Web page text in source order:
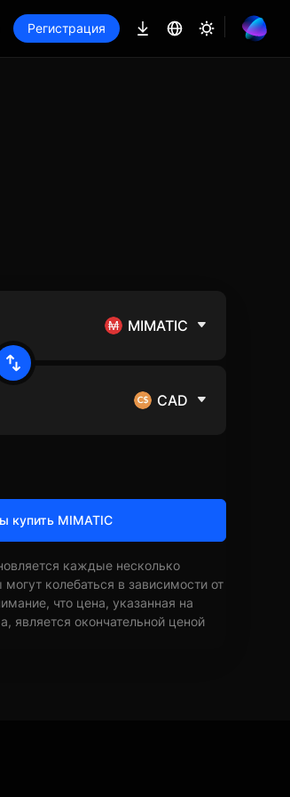
Регистрация
MIMATIC
CAD
купить MIMATIC
каждые несколько
колебаться в зависимости от
что цена, указанная на
является окончательной ценой